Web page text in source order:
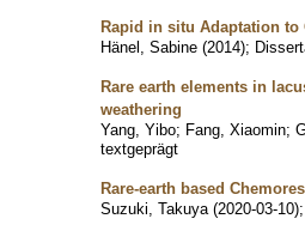
Rapid in situ Adaptation
Hänel, Sabine (2014);
Rare earth elements in
weathering
Yang, Yibo; Fang, Xiaomin;
textgeprägt
Rare-earth based
Suzuki, Takuya (2020-03-10)